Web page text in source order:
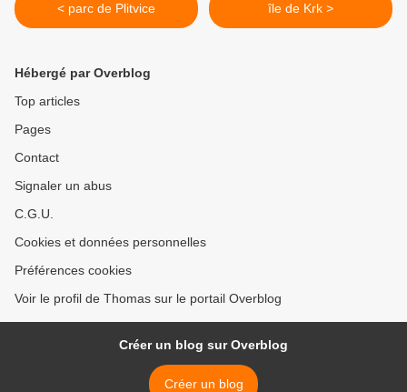
< parc de Plitvice île de Krk >
Hébergé par Overblog
Top articles
Pages
Contact
Signaler un abus
C.G.U.
Cookies et données personnelles
Préférences cookies
Voir le profil de Thomas sur le portail Overblog
Créer un blog sur Overblog
Créer un blog